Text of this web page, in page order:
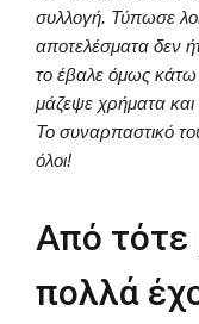
συλλογή. Τύπωσε
αποτελέσματα δεν
το έβαλε όμως κάτω
μάζεψε χρήματα και
Το συναρπαστικό
όλοι!
Από τότε
πολλά